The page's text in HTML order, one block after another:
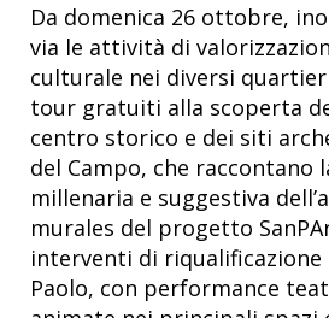
Da domenica 26 ottobre,
via le attività di
culturale nei diversi
tour gratuiti alla scoperta
centro storico e dei siti
del Campo, che raccontano
millenaria e suggestiva
murales del progetto
interventi di riqualificazione
Paolo, con performance